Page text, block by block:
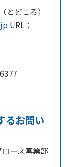
どころ）
URL：
るお問い
ース事業部